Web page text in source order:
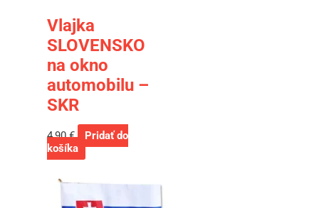
Vlajka
SLOVENSKO
na okno
automobilu –
SKR
4,90€
Pridať do
košíka